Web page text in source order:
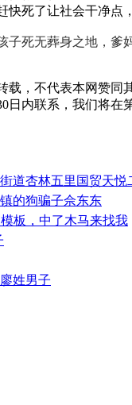
快死了让社会干净点
子死无葬身之地，爹
，不代表本网赞同
日内联系，我们将在
道杏林五里国贸天悦
的狗骗子佘东东
模板，中了木马来找我
姓男子